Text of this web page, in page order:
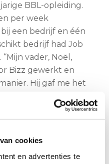
cookies
en advertenties te
BBL-opleiding.
per week
een bedrijf en één
bedrijf had Job
vader, Noël,
Bizz gewerkt en
Hij gaf me het
de tafel voor een
zat ik nog wel
zijn woord en in